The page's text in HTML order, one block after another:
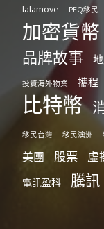
lalamove PEQ移民
加密貨幣
品牌故事
投資海外物業 攜程
比特幣
移民台灣 移民澳洲
美團 股票 虛
電訊盈科 騰訊